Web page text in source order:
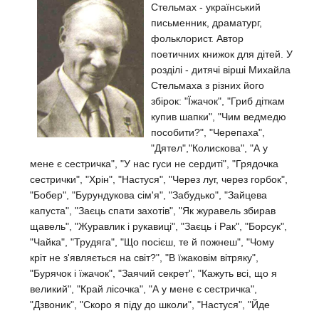
Стельмах - український
письменник, драматург,
фольклорист. Автор
поетичних книжок для дітей. У
розділі - дитячі вірші Михайла
Стельмаха з різних його
збірок: "Їжачок", "Гриб діткам
купив шапки", "Чим ведмедю
пособити?", "Черепаха",
"Дятел",​"Колискова", "А у
мене є сестричка", "У нас гуси не сердиті", "Грядочка
сестрички", "Хрін", "Настуся", "Через луг, через горбок",
"Бобер", "Бурундукова сім'я", "Забудько", "Зайцева
капуста", "Заєць спати захотів", "Як журавель збирав
щавель", "Журавлик і рукавиці", "Заєць і Рак", "Борсук",
"Чайка", "Трудяга", "Що посієш, те й пожнеш", "Чому
кріт не з'являється на світ?", "В їжаковім вітряку",
"Бурячок і їжачок", "Заячий секрет", "Кажуть всі, що я
великий", "Край лісочка", "А у мене є сестричка",
"Дзвоник", "Скоро я піду до школи", "Настуся", "Йде